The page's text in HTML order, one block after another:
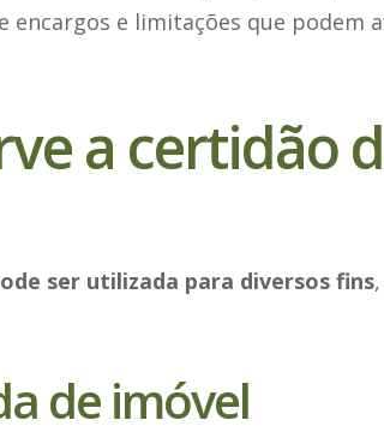
encargos e limitações que podem
a certidão
ser utilizada para diversos fins
de imóvel